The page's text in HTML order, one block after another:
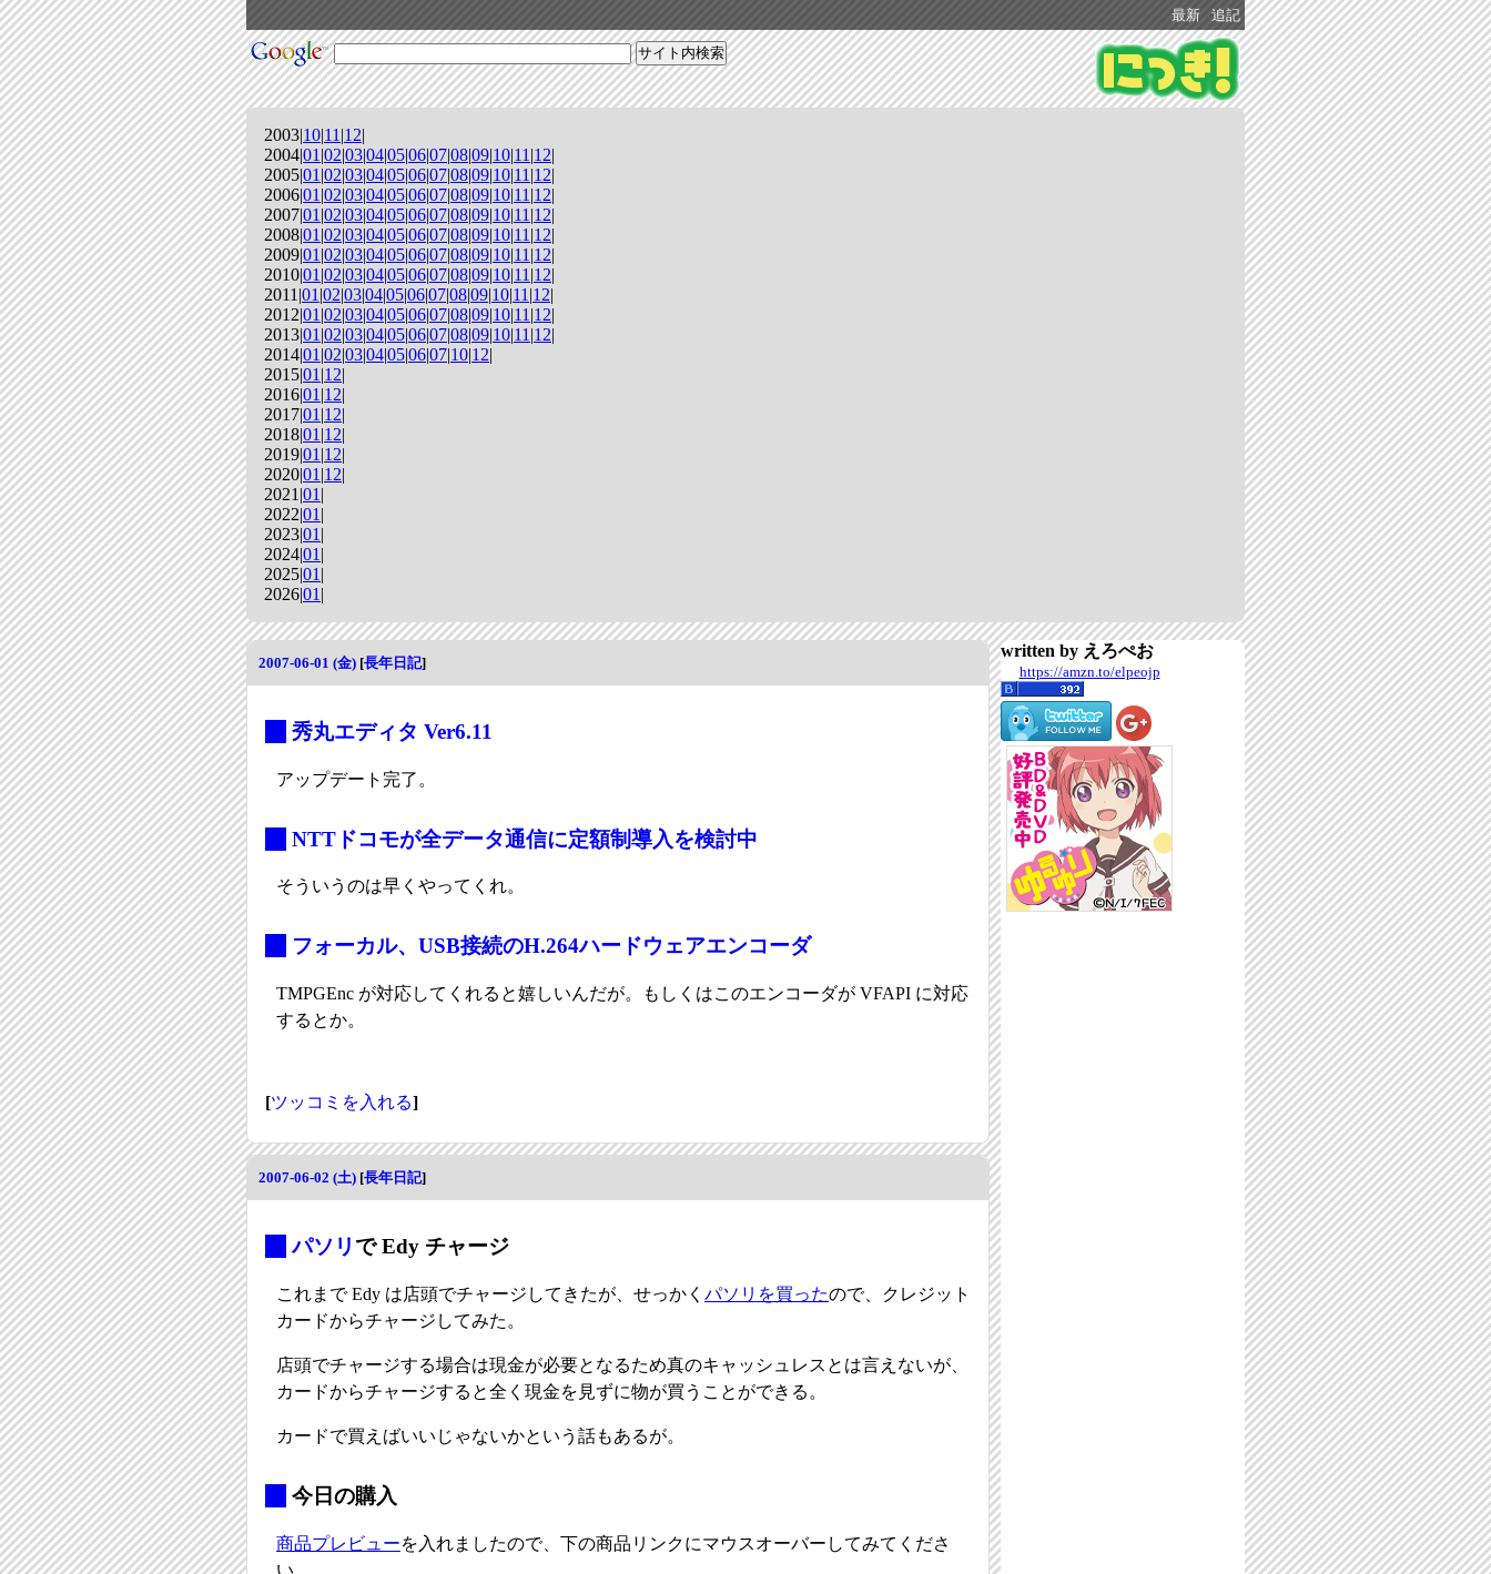
最新 追記
2003|10|11 |12|
2004|01 |02|03|04|05|06|07|08|09|10|11 |12|
2005|01 |02|03|04|05|06|07|08|09|10|11 |12|
2006|01 |02|03|04|05|06|07|08|09|10|11 |12|
2007|01 |02|03|04|05|06|07|08|09|10|11 |12|
2008|01 |02|03|04|05|06|07|08|09|10|11 |12|
2009|01 |02|03|04|05|06|07|08|09|10|11 |12|
2010|01 |02|03|04|05|06|07|08|09|10|11 |12|
2011|01 |02|03|04|05|06|07|08|09|10|11 |12|
2012|01 |02|03|04|05|06|07|08|09|10|11 |12|
2013|01 |02|03|04|05|06|07|08|09|10|11 |12|
2014|01 |02|03|04|05|06|07|10|12|
2015|01 |12|
2016|01 |12|
2017|01 |12|
2018|01 |12|
2019|01 |12|
2020|01 |12|
2021|01 |
2022|01 |
2023|01 |
2024|01 |
2025|01 |
2026|01 |
2007-06-01 (金) [長年日記]
秀丸エディタ Ver6.11
アップデート完了。
NTTドコモが全データ通信に定額制導入を検討中
そういうのは早くやってくれ。
フォーカル、USB接続のH.264ハードウェアエンコーダ
TMPGEnc が対応してくれると嬉しいんだが。もしくはこのエンコーダが VFAPI に対応
するとか。
[ツッコミを入れる]
2007-06-02 (土) [長年日記]
パソリ で Edy チャージ
これまで Edy は店頭でチャージしてきたが、せっかく パソリを買ったので、クレジット
カードからチャージしてみた。
店頭でチャージする場合は現金が必要となるため真のキャッシュレスとは言えないが、
カードからチャージすると全く現金を見ずに物が買うことができる。
カードで買えばいいじゃないかという話もあるが。
今日の購入
商品プレビューを入れましたので、下の商品リンクにマウスオーバーしてみてくださ
い。
written by えろぺお
https://amzn.to/elpeojp